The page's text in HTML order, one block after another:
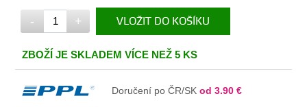
- + VLOŽIT DO KOŠÍKU
V KOŠÍKU
ZBOŽÍ JE SKLADEM VÍCE NEŽ 5 KS
Doručení po ČR/SKod 3.90 €